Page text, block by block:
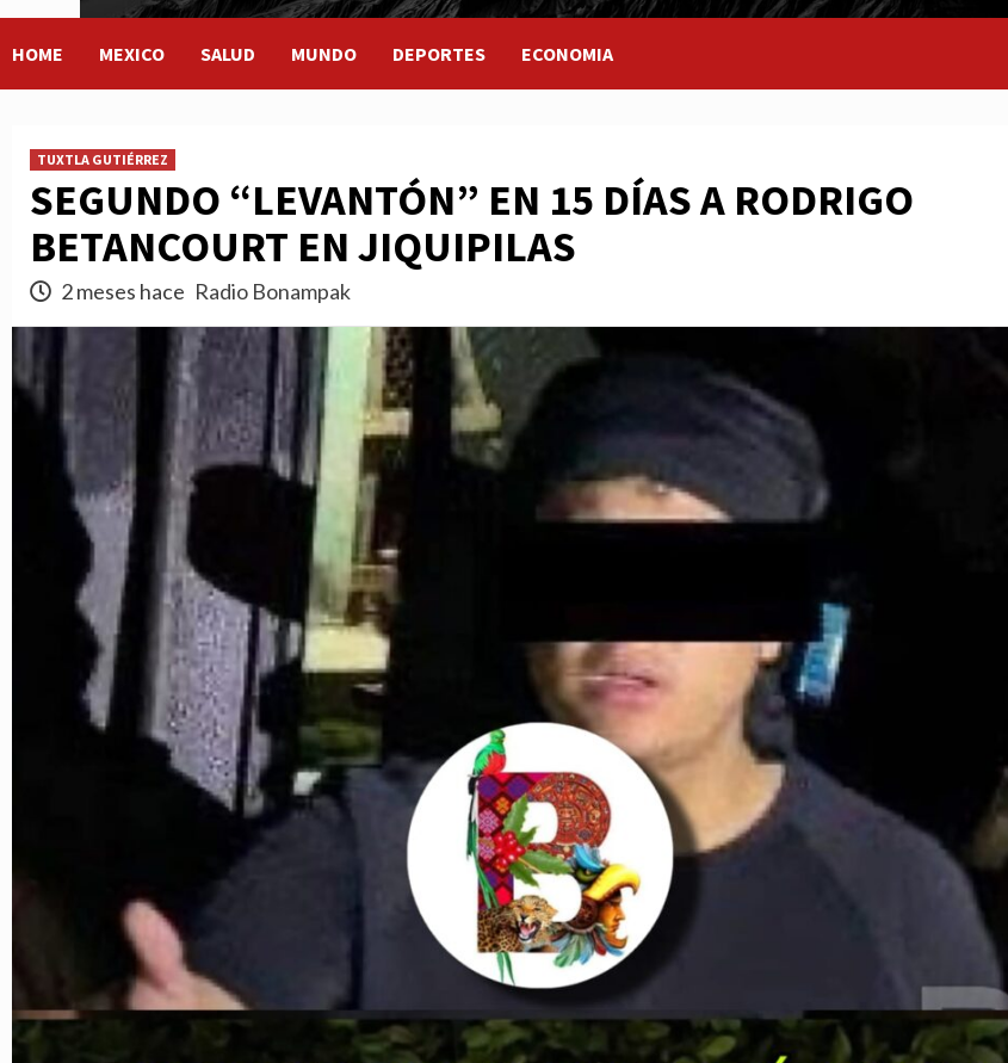
HOME MEXICO SALUD MUNDO DEPORTES ECONOMIA
TUXTLA GUTIÉRREZ
SEGUNDO “LEVANTÓN” EN 15 DÍAS A RODRIGO
BETANCOURT EN JIQUIPILAS
2 meses hace Radio Bonampak